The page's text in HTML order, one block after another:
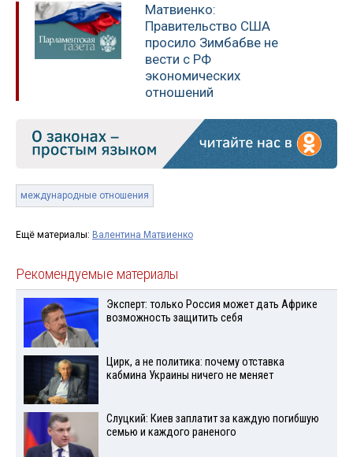
Матвиенко:
Правительство США
просило Зимбабве не
вести с РФ
экономических
отношений
международные отношения
Ещё материалы: Валентина Матвиенко
Рекомендуемые материалы
Эксперт: только Россия может дать Африке
возможность защитить себя
Цирк, а не политика: почему отставка
кабмина Украины ничего не меняет
Слуцкий: Киев заплатит за каждую погибшую
семью и каждого раненого